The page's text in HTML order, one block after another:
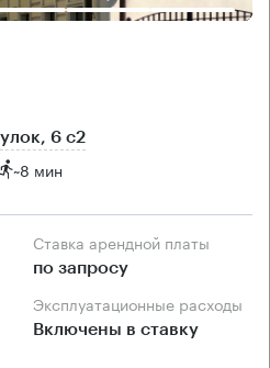
6 с2
~8 мин
Ставка арендной платы
по запросу
Эксплуатационные расходы
Включены в ставку